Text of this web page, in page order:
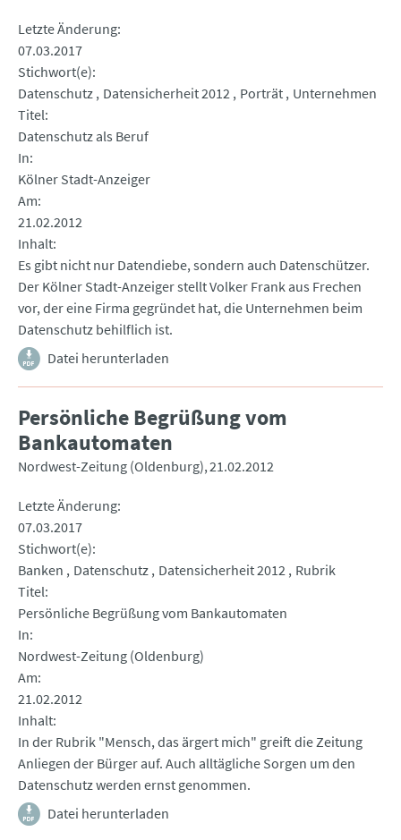
Letzte Änderung
07.03.2017
Stichwort(e)
Datenschutz Datensicherheit 2012 Porträt Unternehmen
Titel
Datenschutz als Beruf
In
Kölner Stadt-Anzeiger
Am
21.02.2012
Inhalt
Es gibt nicht nur Datendiebe, sondern auch Datenschützer.
Der Kölner Stadt-Anzeiger stellt Volker Frank aus Frechen
vor, der eine Firma gegründet hat, die Unternehmen beim
Datenschutz behilflich ist.
Datei herunterladen
Persönliche Begrüßung vom
Bankautomaten
Nordwest-Zeitung (Oldenburg) 21.02.2012
Letzte Änderung
07.03.2017
Stichwort(e)
Banken
Datenschutz Datensicherheit 2012 Rubrik
Titel
Persönliche Begrüßung vom Bankautomaten
In
Nordwest-Zeitung (Oldenburg)
Am
21.02.2012
Inhalt
In der Rubrik "Mensch, das ärgert mich" greift die Zeitung
Anliegen der Bürger auf. Auch alltägliche Sorgen um den
Datenschutz werden ernst genommen.
Datei herunterladen